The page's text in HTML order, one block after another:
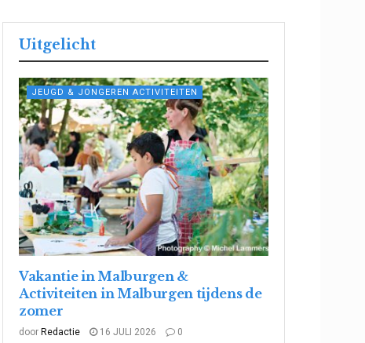
Uitgelicht
JEUGD & JONGEREN ACTIVITEITEN
Vakantie in Malburgen &
Activiteiten in Malburgen tijdens de
zomer
door Redactie 16 JULI 2026 0